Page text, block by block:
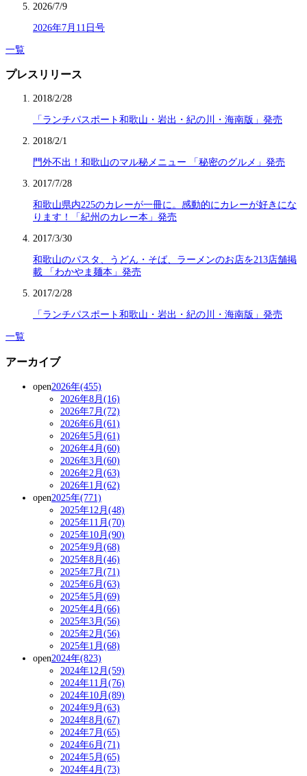
2026/7/9
2026年7月11日号
一覧
プレスリリース
2018/2/28
「ランチパスポート和歌山・岩出・紀の川・海南版」発売
2018/2/1
門外不出！和歌山のマル秘メニュー 「秘密のグルメ」発売
2017/7/28
和歌山県内225のカレーが一冊に。感動的にカレーが好きにな
ります！「紀州のカレー本」発売
2017/3/30
和歌山のパスタ、うどん・そば、ラーメンのお店を213店舗掲
載 「わかやま麺本」発売
2017/2/28
「ランチパスポート和歌山・岩出・紀の川・海南版」発売
一覧
アーカイブ
open2026年(455)
2026年8月(16)
2026年7月(72)
2026年6月(61)
2026年5月(61)
2026年4月(60)
2026年3月(60)
2026年2月(63)
2026年1月(62)
open2025年(771)
2025年12月(48)
2025年11月(70)
2025年10月(90)
2025年9月(68)
2025年8月(46)
2025年7月(71)
2025年6月(63)
2025年5月(69)
2025年4月(66)
2025年3月(56)
2025年2月(56)
2025年1月(68)
open2024年(823)
2024年12月(59)
2024年11月(76)
2024年10月(89)
2024年9月(63)
2024年8月(67)
2024年7月(65)
2024年6月(71)
2024年5月(65)
2024年4月(73)